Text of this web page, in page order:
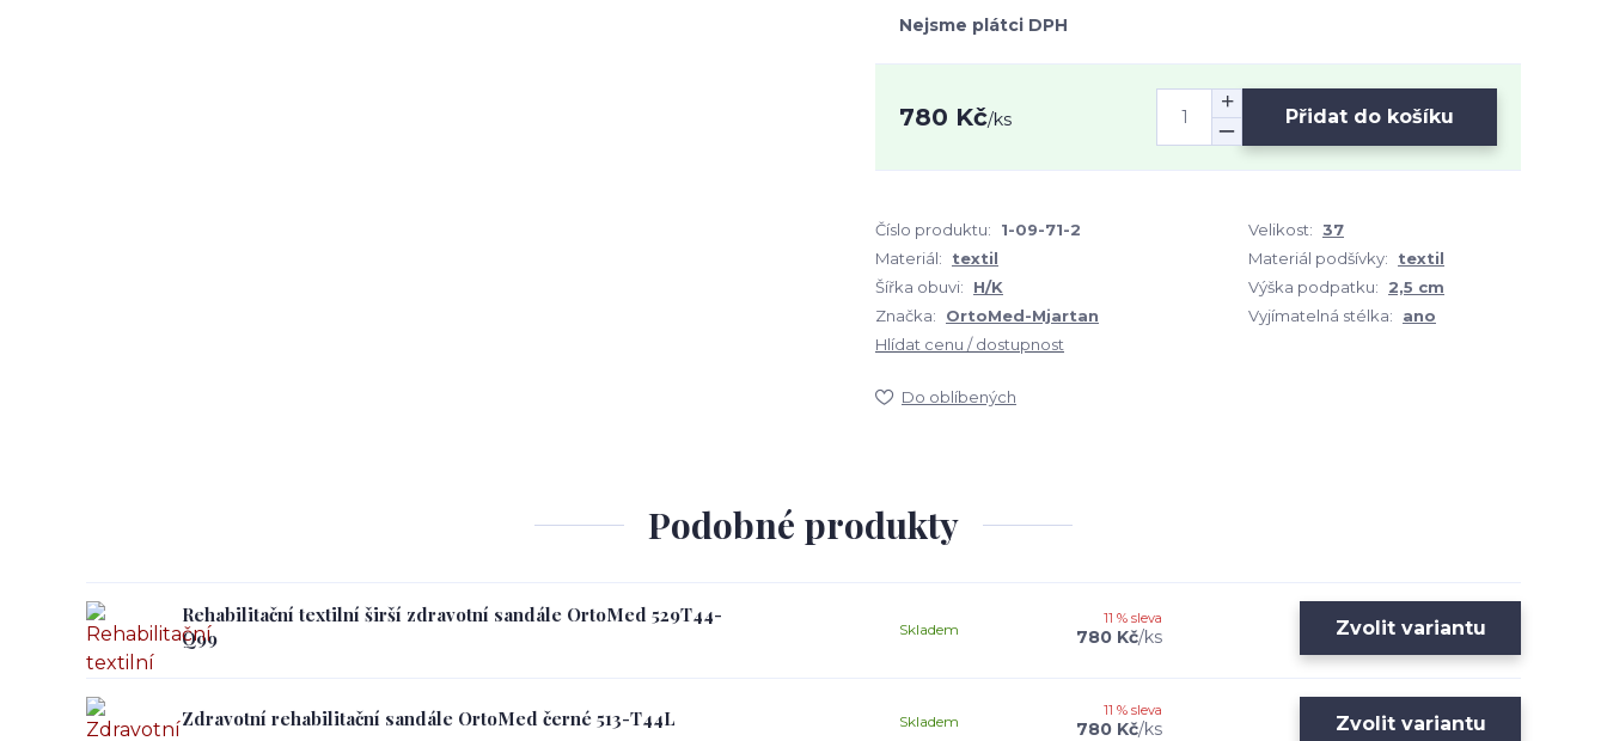
Nejsme plátci DPH
780 Kč/ks Přidat do košíku
Číslo produktu: 1-09-71-2 Velikost: 37
Materiál:
textil Materiál podšívky:
textil
Šířka obuvi:
H/K Výška podpatku:
2,5 cm
Značka:
OrtoMed-Mjartan Vyjímatelná stélka:
ano
Hlídat cenu / dostupnost
Do oblíbených
Podobné produkty
Rehabilitační textilní širší zdravotní sandále OrtoMed 529T44-
Q99
11 % sleva
780 Kč/ks
Skladem Zvolit variantu
Zdravotní rehabilitační sandále OrtoMed černé 513-T44L 11 % sleva
780 Kč/ks
Skladem Zvolit variantu